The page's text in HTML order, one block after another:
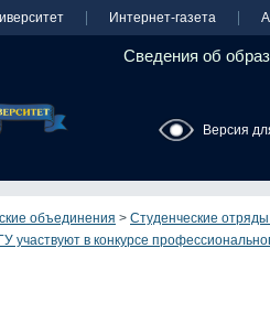
Интернет-газета
Сведения об
Версия
объединения > Студенческие
участвуют в конкурсе